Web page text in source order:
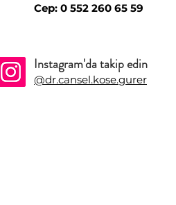
YABANCI
ENJEKSİYONU
Cep: 0 552 260 65 59
Instagram'da takip edin
@dr.cansel.kose.gurer